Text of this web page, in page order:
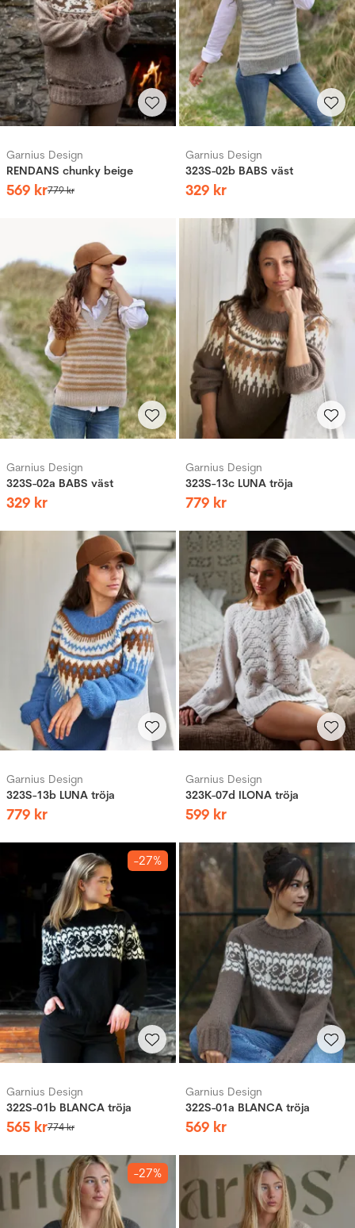
Garnius Design
RENDANS chunky beige
569 kr779kr
Garnius Design
323S-02b BABS väst
329 kr
Garnius Design
323S-02a BABS väst
329 kr
Garnius Design
323S-13c LUNA tröja
779 kr
Garnius Design
323S-13b LUNA tröja
779 kr
Garnius Design
323K-07d ILONA tröja
599 kr
-27%
Garnius Design
322S-01b BLANCA tröja
565 kr774kr
Garnius Design
322S-01a BLANCA tröja
569 kr
-27%